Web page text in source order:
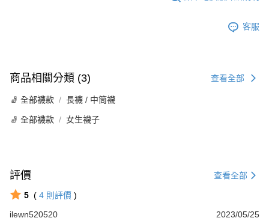
客服
商品相關分類 (3) 查看全部
🧦 全部襪款 長襪 / 中筒襪
🧦 全部襪款 女生襪子
評價 查看全部
5 ( 4 則評價 )
ilewn520520
2023/05/25